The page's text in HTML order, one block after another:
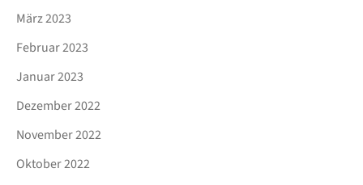
März 2023
Februar 2023
Januar 2023
Dezember 2022
November 2022
Oktober 2022